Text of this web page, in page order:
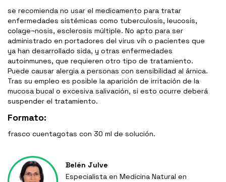
se recomienda no usar el medicamento para tratar
enfermedades sistémicas como tuberculosis, leucosis,
colage¬nosis, esclerosis múltiple. No apto para ser
administrado en portadores del virus vih o pacientes que
ya han desarrollado sida, y otras enfermedades
autoinmunes, que requieren otro tipo de tratamiento.
Puede causar alergia a personas con sensibilidad al árnica.
Tras su empleo es posible la aparición de irritación de la
mucosa bucal o excesiva salivación, si esto ocurre deberá
suspender el tratamiento.
Formato:
frasco cuentagotas con 30 ml de solución.
Belén Julve
Especialista en Medicina Natural en